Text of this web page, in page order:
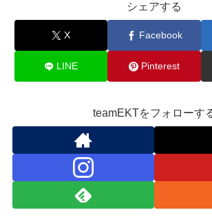
シェアする
X Facebook
LINE Pinterest
teamEKTをフォローす